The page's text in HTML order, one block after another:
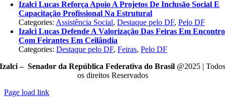
Izalci Lucas Reforça Apoio A Projetos De Inclusão Social E
Capacitação Profissional Na Estrutural
Categories: Assistência Social,Destaque pelo DF,Pelo DF
Izalci Lucas Defende A Valorização Das Feiras Em Encontro
Com Feirantes Em Ceilândia
Categories:Destaque pelo DF,Feiras,Pelo DF
Izalci – Senador da República Federativa do Brasil @2025 | Todos
os direitos Reservados
Page load link